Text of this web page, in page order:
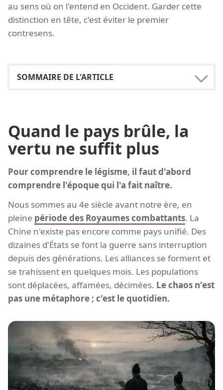
au sens où on l'entend en Occident. Garder cette
distinction en tête, c'est éviter le premier
contresens.
Quand le pays brûle, la
vertu ne suffit plus
Pour comprendre le légisme, il faut d'abord
comprendre l'époque qui l'a fait naître.
Nous sommes au 4e siècle avant notre ère, en
pleine période des Royaumes combattants. La
Chine n'existe pas encore comme pays unifié. Des
dizaines d'États se font la guerre sans interruption
depuis des générations. Les alliances se forment et
se trahissent en quelques mois. Les populations
sont déplacées, affamées, décimées. Le chaos n'est
pas une métaphore ; c'est le quotidien.